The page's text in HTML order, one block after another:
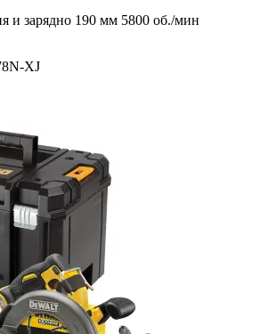
и зарядно 190 мм 5800 об./мин
XJ